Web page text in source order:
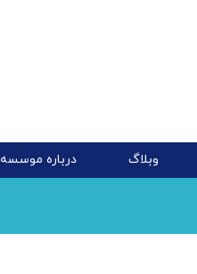
وبلاگ درباره موسسه